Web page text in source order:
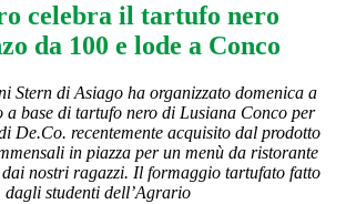
celebra il tartufo nero
da 100 e lode a Conco
Stern di Asiago ha organizzato domenica a
a base di tartufo nero di Lusiana Conco per
De.Co. recentemente acquisito dal prodotto
in piazza per un menù da ristorante
nostri ragazzi. Il formaggio tartufato fatto
dagli studenti dell’Agrario